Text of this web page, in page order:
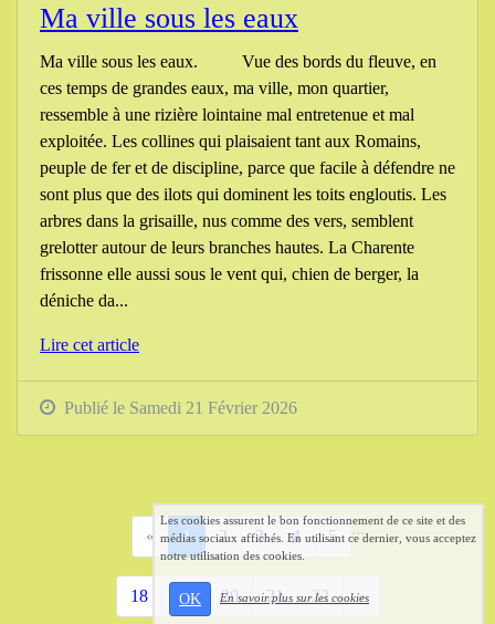
Ma ville sous les eaux
Ma ville sous les eaux. Vue des bords du fleuve, en
ces temps de grandes eaux, ma ville, mon quartier,
ressemble à une rizière lointaine mal entretenue et mal
exploitée. Les collines qui plaisaient tant aux Romains,
peuple de fer et de discipline, parce que facile à défendre ne
sont plus que des ilots qui dominent les toits engloutis. Les
arbres dans la grisaille, nus comme des vers, semblent
grelotter autour de leurs branches hautes. La Charente
frissonne elle aussi sous le vent qui, chien de berger, la
déniche da...
Lire cet article
Publié le Samedi 21 Février 2026
« Précédent
1 2 3 4 5 ...
18 19 20 21 22 »Suivant
Les cookies assurent le bon fonctionnement de ce site et des
médias sociaux affichés. En utilisant ce dernier, vous acceptez
notre utilisation des cookies.
OK En savoir plus sur les cookies